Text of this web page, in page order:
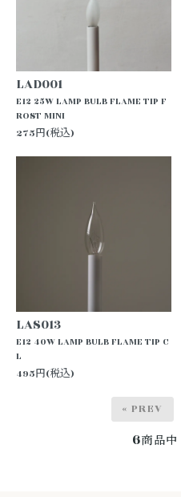
LAD001
E12 25W LAMP BULB FLAME TIP F
ROST MINI
275円(税込)
LAS013
E12 40W LAMP BULB FLAME TIP C
L
495円(税込)
« PREV
6商品中